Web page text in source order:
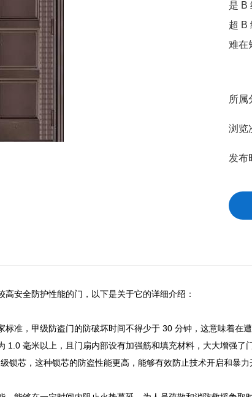
是 B
超 B
难在
所属
浏览
发布
高安全防护性能的门，以下是关于它的详细介绍：
标准，甲级防盗门的防破坏时间不得少于 30 分钟，这意味着
毫米以上，且门扇内部设有加强筋和填充材料，大大增强了
锁芯，这种锁芯的防盗性能更高，能够有效防止技术开启和